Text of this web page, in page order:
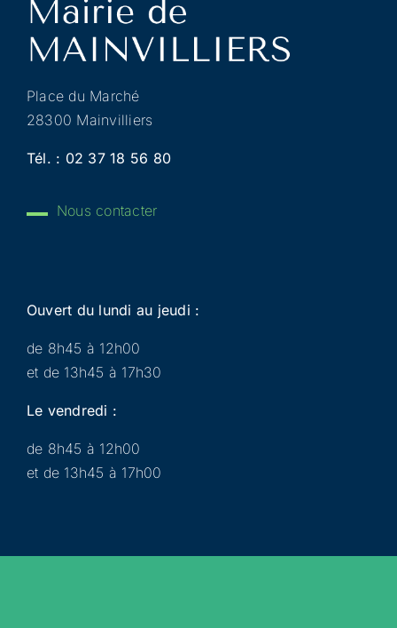
Place du Marché
28300 Mainvilliers
Tél. : 02 37 18 56 80
Nous contacter
Ouvert du lundi au jeudi :
de 8h45 à 12h00
et de 13h45 à 17h30
Le vendredi :
de 8h45 à 12h00
et de 13h45 à 17h00